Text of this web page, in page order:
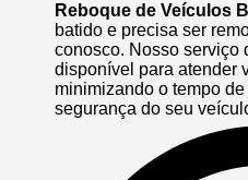
Reboque de Veículos
batido e precisa ser
conosco. Nosso serviço
disponível para atender
minimizando o tempo
segurança do seu